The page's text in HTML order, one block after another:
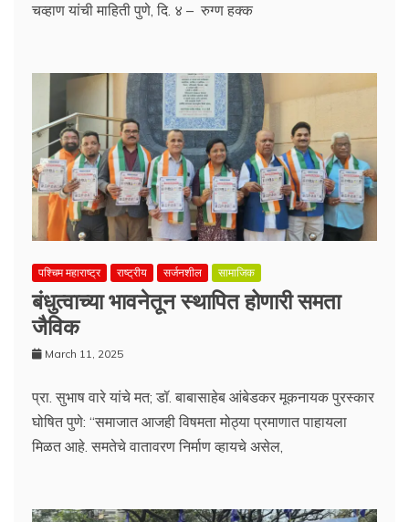
चव्हाण यांची माहिती पुणे, दि. ४ – रुग्ण हक्क
पश्चिम महाराष्ट्र राष्ट्रीय सर्जनशील सामाजिक
बंधुत्वाच्या भावनेतून स्थापित होणारी समता
जैविक
March 11, 2025
प्रा. सुभाष वारे यांचे मत; डॉ. बाबासाहेब आंबेडकर मूकनायक पुरस्कार
घोषित पुणे: “समाजात आजही विषमता मोठ्या प्रमाणात पाहायला
मिळत आहे. समतेचे वातावरण निर्माण व्हायचे असेल,